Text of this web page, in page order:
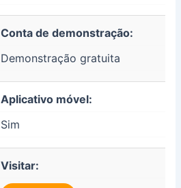
Conta de demonstração:
Demonstração gratuita
Aplicativo móvel:
Sim
Visitar: